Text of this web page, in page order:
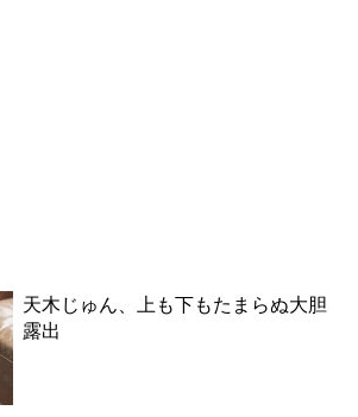
天木じゅん、上も下もたまらぬ大胆
露出